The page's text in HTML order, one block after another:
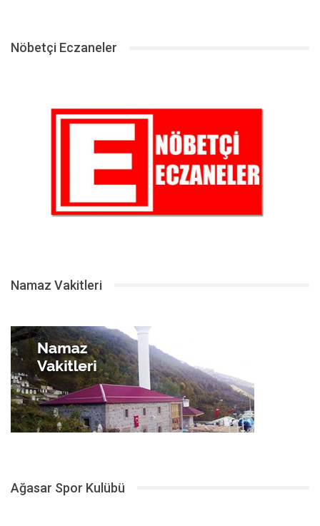
Nöbetçi Eczaneler
Namaz Vakitleri
Ağasar Spor Kulübü